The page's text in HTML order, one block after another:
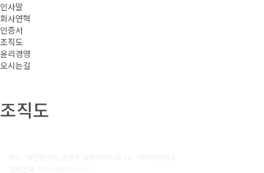
인사말
회사연혁
인증서
조직도
윤리경영
오시는길
조직도